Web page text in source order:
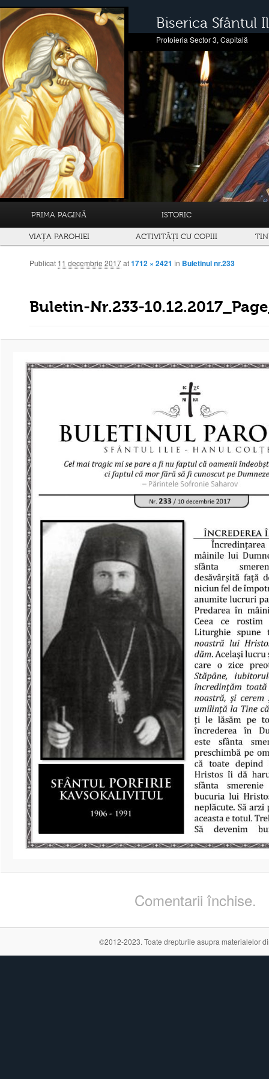
Biserica Sfântul
Protoieria Sector 3, Capitală
PRIMA PAGINĂ ISTORIC
VIAȚA PAROHIEI ACTIVITĂȚI CU COPIII
Navigare prin imagini
Buletin-Nr.233-
Publicat 11 decembrie 2017at1712 × 2421 în Buletinul nr.233
Comentarii închise.
©2012-2023. Toate drepturile asupra materialelor